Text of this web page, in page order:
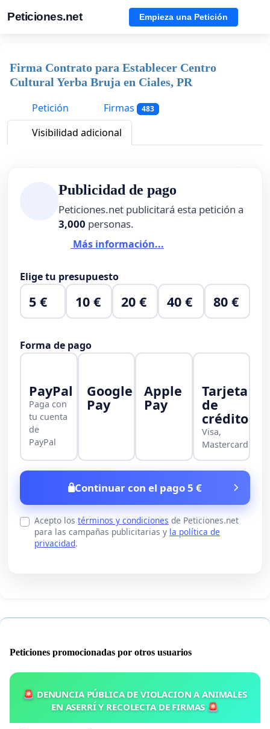
Peticiones.net Empieza una Petición
Firma Contrato para Establecer Centro
Cultural Yerba Bruja en Ciales, PR
Petición
Firmas 483
Visibilidad adicional
Publicidad de pago
Peticiones.net publicitará esta petición a
3,000 personas.
Más información...
Elige tu presupuesto
5 € 10 € 20 € 40 € 80 €
Forma de pago
PayPal
Paga con
tu cuenta
de
PayPal
Google
Pay
Apple
Pay
Tarjeta
de
crédito
Visa,
Mastercard
Continuar con el pago 5 €
Acepto los términos y condiciones de Peticiones.net
para las campañas publicitarias y la política de
privacidad.
Peticiones promocionadas por otros usuarios
🚨 DENUNCIA PÚBLICA DE VIOLACION A ANIMALES
EN ASERRÍ Y RECOLECTA DE FIRMAS 🚨